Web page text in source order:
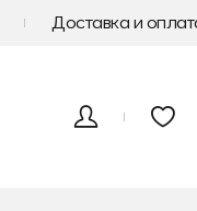
Доставка и